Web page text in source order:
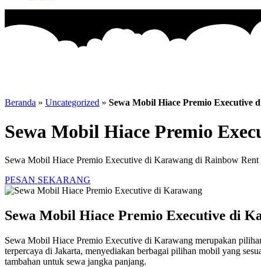
Beranda » Uncategorized » Sewa Mobil Hiace Premio Executive
Sewa Mobil Hiace Premio
Sewa Mobil Hiace Premio Executive di Karawang di Rainbow Rent
PESAN SEKARANG
Sewa Mobil Hiace Premio Executive di
Sewa Mobil Hiace Premio Executive di Karawang merupakan
terpercaya di Jakarta, menyediakan berbagai pilihan mobil yang
tambahan untuk sewa jangka panjang.